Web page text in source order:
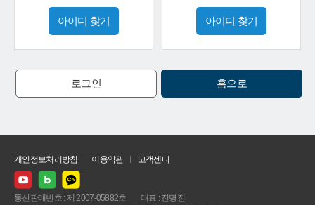
아이디 찾기 아이디 찾기
로그인 홈으로
개인정보처리방침 이용약관 고객센터
통신판매번호 : 제 2007-05882호
대표 : 전명진